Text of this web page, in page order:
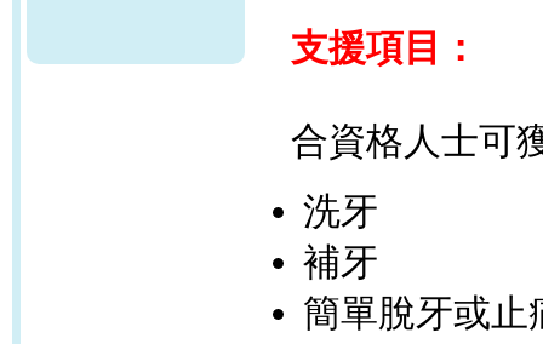
支援項目：
合資格人士可
洗牙
補牙
簡單脫牙或止